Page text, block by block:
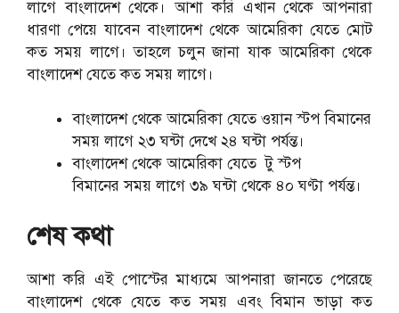
লাগে বাংলাদেশ থেকে। আশা করি এখান থেকে আপনারা
ধারণা পেয়ে যাবেন বাংলাদেশ থেকে আমেরিকা যেতে মোট
কত সময় লাগে। তাহলে চলুন জানা যাক আমেরিকা থেকে
বাংলাদেশ যেতে কত সময় লাগে।
বাংলাদেশ থেকে আমেরিকা যেতে ওয়ান স্টপ বিমানের
সময় লাগে ২৩ ঘন্টা দেখে ২৪ ঘন্টা পর্যন্ত।
বাংলাদেশ থেকে আমেরিকা যেতে টু স্টপ
বিমানের সময় লাগে ৩৯ ঘন্টা থেকে ৪০ ঘণ্টা পর্যন্ত।
শেষ কথা
আশা করি এই পোস্টের মাধ্যমে আপনারা জানতে পেরেছে
বাংলাদেশ থেকে যেতে কত সময় এবং বিমান ভাড়া কত